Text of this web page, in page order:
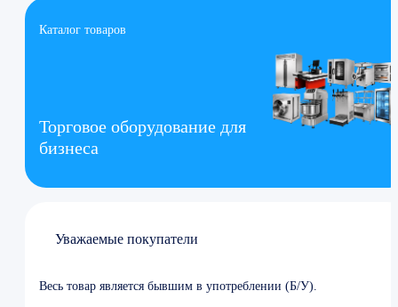
Каталог товаров
Торговое оборудование для
бизнеса
Уважаемые покупатели
Весь товар является бывшим в употреблении (Б/У).